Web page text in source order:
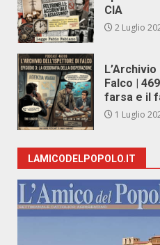
CIA
2 Luglio
Falco |
farsa e il
1 Luglio
LAMICODELPOPOLO.IT